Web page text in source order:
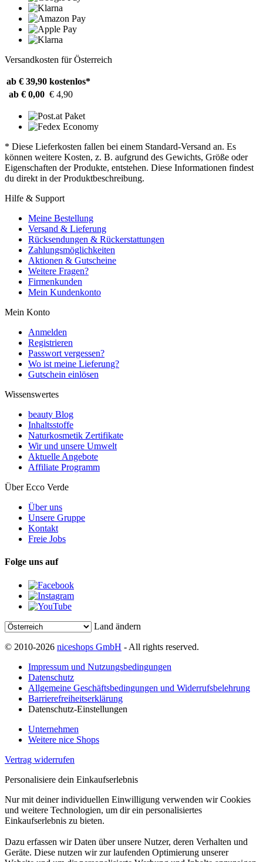
Versandkosten für Österreich
ab € 39,90 kostenlos*
ab € 0,00 € 4,90
* Diese Lieferkosten fallen bei einem Standard-Versand an. Es
können weitere Kosten, z. B. aufgrund des Gewichts, Größe oder
Eigenschaften der Produkte, entstehen. Diese Informationen findest
du direkt in der Produktbeschreibung.
Hilfe & Support
Meine Bestellung
Versand & Lieferung
Rücksendungen & Rückerstattungen
Zahlungsmöglichkeiten
Aktionen & Gutscheine
Weitere Fragen?
Firmenkunden
Mein Kundenkonto
Mein Konto
Anmelden
Registrieren
Passwort vergessen?
Wo ist meine Lieferung?
Gutschein einlösen
Wissenswertes
beauty Blog
Inhaltsstoffe
Naturkosmetik Zertifikate
Wir und unsere Umwelt
Aktuelle Angebote
Affiliate Programm
Über Ecco Verde
Über uns
Unsere Gruppe
Kontakt
Freie Jobs
Folge uns auf
Land ändern
© 2010-2026 niceshops GmbH - All rights reserved.
Impressum und Nutzungsbedingungen
Datenschutz
Allgemeine Geschäftsbedingungen und Widerrufsbelehrung
Barrierefreiheitserklärung
Datenschutz-Einstellungen
Unternehmen
Weitere nice Shops
Vertrag widerrufen
Personalisiere dein Einkaufserlebnis
Nur mit deiner individuellen Einwilligung verwenden wir Cookies
und weitere Technologien, um dir ein personalisiertes
Einkaufserlebnis zu bieten.
Dazu erfassen wir Daten über unsere Nutzer, deren Verhalten und
Geräte. Diese nutzen wir zur laufenden Optimierung unserer